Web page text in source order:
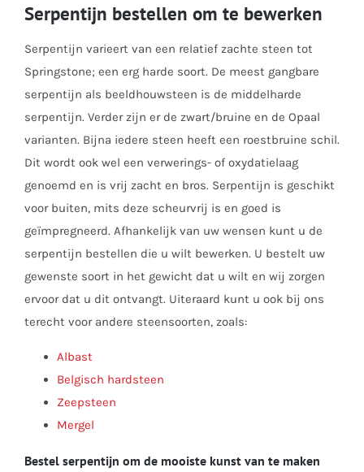
Serpentijn bestellen om te bewerken
Serpentijn varieert van een relatief zachte steen tot
Springstone; een erg harde soort. De meest gangbare
serpentijn als beeldhouwsteen is de middelharde
serpentijn. Verder zijn er de zwart/bruine en de Opaal
varianten. Bijna iedere steen heeft een roestbruine schil.
Dit wordt ook wel een verwerings- of oxydatielaag
genoemd en is vrij zacht en bros. Serpentijn is geschikt
voor buiten, mits deze scheurvrij is en goed is
geïmpregneerd. Afhankelijk van uw wensen kunt u de
serpentijn bestellen die u wilt bewerken. U bestelt uw
gewenste soort in het gewicht dat u wilt en wij zorgen
ervoor dat u dit ontvangt. Uiteraard kunt u ook bij ons
terecht voor andere steensoorten, zoals:
Albast
Belgisch hardsteen
Zeepsteen
Mergel
Bestel serpentijn om de mooiste kunst van te maken